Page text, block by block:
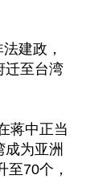
建政，
迁至台湾
蒋中正当
为亚洲
至70个，